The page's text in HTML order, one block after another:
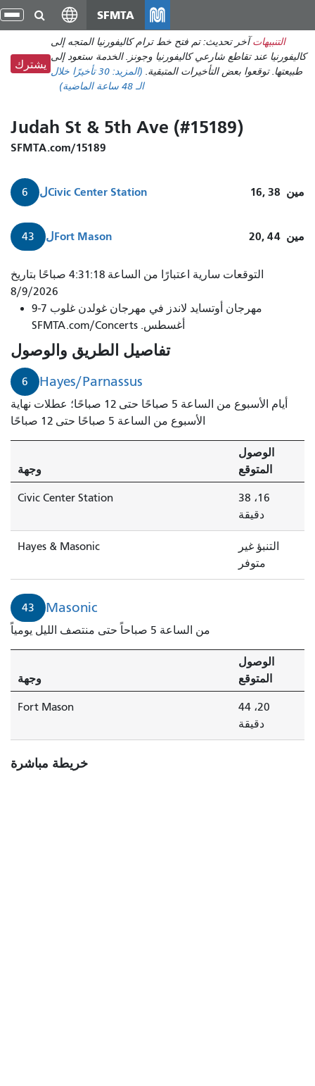
انتقل
إلى
المحتوى
الرئيسي
SFMTA
التنبيهات آخر تحديث: تم فتح خط ترام كاليفورنيا المتجه إلى
كاليفورنيا عند تقاطع شارعي كاليفورنيا وجونز. الخدمة ستعود إلى
طبيعتها. توقعوا بعض التأخيرات المتبقية. (المزيد: 30 تأخيرًا
خلال
الـ 48 ساعة الماضية)
يشترك
Judah St & 5th Ave (#15189)
SFMTA.com/15189
6 لCivic Center Station 16, 38 مين
43 لFort Mason 20, 44 مين
التوقعات سارية اعتبارًا من الساعة 4:31:18 صباحًا بتاريخ
8/9/2026
مهرجان أوتسايد لاندز في مهرجان غولدن غلوب 7-9
أغسطس. SFMTA.com/Concerts
تفاصيل الطريق والوصول
6 Hayes/Parnassus
أيام الأسبوع من الساعة 5 صباحًا حتى 12 صباحًا؛ عطلات نهاية
الأسبوع من الساعة 5 صباحًا حتى 12 صباحًا
وجهة
الوصول
المتوقع
Civic Center Station
16، 38
دقيقة
Hayes & Masonic
التنبؤ غير
متوفر
43 Masonic
من الساعة 5 صباحاً حتى منتصف الليل يومياً
وجهة
الوصول
المتوقع
Fort Mason
20، 44
دقيقة
خريطة مباشرة